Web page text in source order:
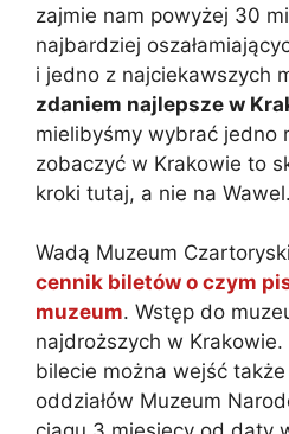
zajmie nam powyżej 30
najbardziej
i jedno z najciekawszych
zdaniem najlepsze w
mielibyśmy wybrać jedno
zobaczyć w Krakowie to
kroki tutaj, a nie na Wawel.
Wadą Muzeum
cennik biletów o czym
muzeum. Wstęp do
najdroższych w
bilecie można wejść
oddziałów Muzeum